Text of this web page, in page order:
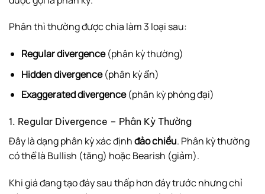
Phân thì thường được chia làm 3 loại sau:
Regular divergence(phân kỳ thường)
Hidden divergence(phân kỳ ẩn)
Exaggerated divergence(phân kỳ phóng đại)
1. Regular Divergence – Phân Kỳ Thường
Đây là dạng phân kỳ xác địnhđảo chiều. Phân kỳ thường
có thể là Bullish (tăng) hoặc Bearish (giảm).
Khi giá đang tạo đáy sau thấp hơn đáy trước nhưng chỉ